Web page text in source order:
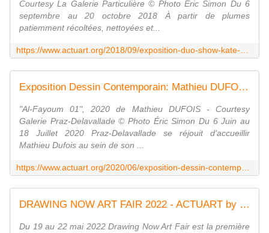
Courtesy La Galerie Particulière © Photo Éric Simon Du 6
septembre au 20 octobre 2018 À partir de plumes
patiemment récoltées, nettoyées et...
Exposition Dessin Contemporain: Mathieu DUFOIS "UNE OMBRE QUI JAMAIS NE S'ÉTEINT" - ACTUART by Eric SIMON
"Al-Fayoum 01", 2020 de Mathieu DUFOIS - Courtesy
Galerie Praz-Delavallade © Photo Éric Simon Du 6 Juin au
18 Juillet 2020 Praz-Delavallade se réjouit d'accueillir
Mathieu Dufois au sein de son ...
DRAWING NOW ART FAIR 2022 - ACTUART by Eric SIMON
Du 19 au 22 mai 2022 Drawing Now Art Fair est la première